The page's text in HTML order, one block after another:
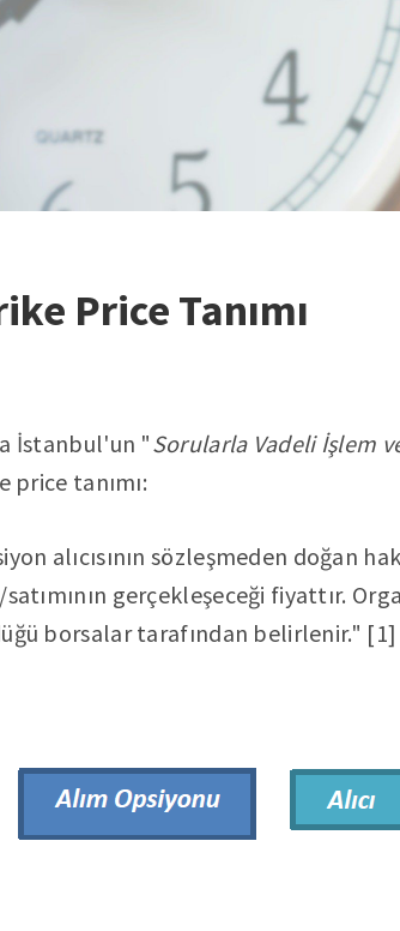
Price Tanımı
İstanbul'un "Sorularla Vadeli İşlem
price tanımı:
alıcısının sözleşmeden doğan
satımının gerçekleşeceği fiyattır.
borsalar tarafından belirlenir." [1]